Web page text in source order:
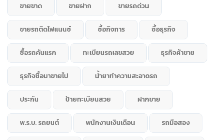
ขายขาด ขายฝาก ขายรถด่วน
ขายรถติดไฟแนนซ์ ซื้อกิจการ ซื้อธุรกิจ
ซื้อรถคันแรก ทะเบียนรถเลขสวย ธุรกิจค้าขาย
ธุรกิจซื้อมาขายไป น้ำยาทำความสะอาดรถ
ประกัน ป้ายทะเบียนสวย ฝากขาย
พ.ร.บ. รถยนต์ พนักงานเงินเดือน รถมือสอง